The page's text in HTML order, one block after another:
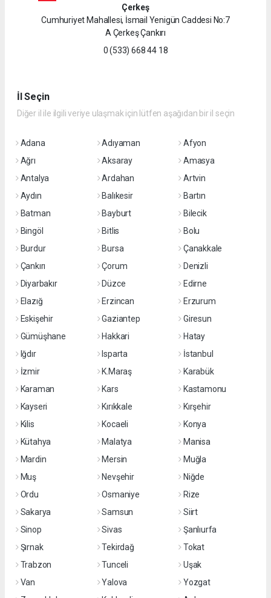
Çerkeş
Cumhuriyet Mahallesi, İsmail Yenigün Caddesi No:7
A Çerkeş Çankırı
0 (533) 668 44 18
İl Seçin
Diğer il ile ilgili veriye ulaşmak için lütfen aşağıdan bir il seçin
Adana Adıyaman
Afyon
Ağrı
Aksaray
Amasya
Antalya
Ardahan
Artvin
Aydın
Balıkesir
Bartın
Batman
Bayburt
Bilecik
Bingöl
Bitlis
Bolu
Burdur
Bursa
Çanakkale
Çankırı
Çorum
Denizli
Diyarbakır
Düzce
Edirne
Elazığ
Erzincan
Erzurum
Eskişehir
Gaziantep
Giresun
Gümüşhane
Hakkari
Hatay
Iğdır
Isparta
İstanbul
İzmir
K.Maraş
Karabük
Karaman
Kars
Kastamonu
Kayseri
Kırıkkale
Kırşehir
Kilis
Kocaeli
Konya
Kütahya
Malatya
Manisa
Mardin
Mersin
Muğla
Muş
Nevşehir
Niğde
Ordu
Osmaniye
Rize
Sakarya
Samsun
Siirt
Sinop
Sivas
Şanlıurfa
Şırnak
Tekirdağ
Tokat
Trabzon
Tunceli
Uşak
Van
Yalova
Yozgat